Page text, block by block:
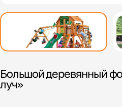
Большой деревянный
луч»